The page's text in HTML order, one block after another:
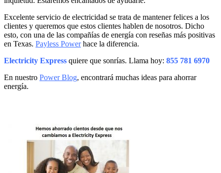
Excelente servicio de electricidad se trata de mantener felices a los
clientes y queremos que estos clientes hablen de nosotros. Dicho
esto, con una de las compañías de energía con reseñas más positivas
en Texas. Payless Powerhace la diferencia.
Electricity Express quiere que sonrías. Llama hoy: 855 781 6970
En nuestro Power Blog, encontrará muchas ideas para ahorrar
energía.